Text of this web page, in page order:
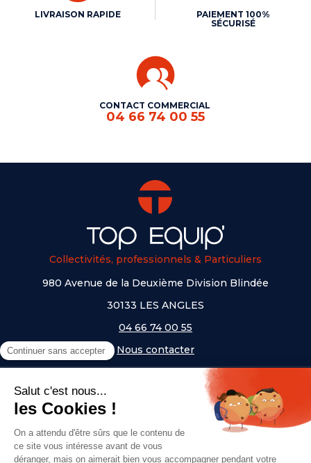
LIVRAISON RAPIDE
PAIEMENT 100%
SÉCURISÉ
CONTACT COMMERCIAL
04 66 74 00 55
Collectivités, professionnels & Particuliers
980 Avenue de la Deuxième Division Blindée
30133 LES ANGLES
04 66 74 00 55
Nous contacter
NOS UNIVERS